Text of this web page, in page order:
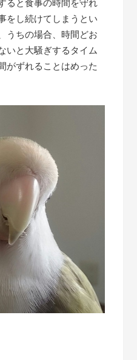
ると食事の時間を守れ
をし続けてしまうとい
うちの場合、時間どお
いと大騒ぎするタイム
がずれることはめった